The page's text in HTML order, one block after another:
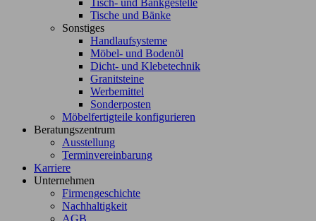
Tisch- und Bankgestelle
Tische und Bänke
Sonstiges
Handlaufsysteme
Möbel- und Bodenöl
Dicht- und Klebetechnik
Granitsteine
Werbemittel
Sonderposten
Möbelfertigteile konfigurieren
Beratungszentrum
Ausstellung
Terminvereinbarung
Karriere
Unternehmen
Firmengeschichte
Nachhaltigkeit